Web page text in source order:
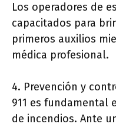
Los operadores de
capacitados para
primeros auxilios
médica profesional.
4. Prevención y
911 es fundamental
de incendios. Ante